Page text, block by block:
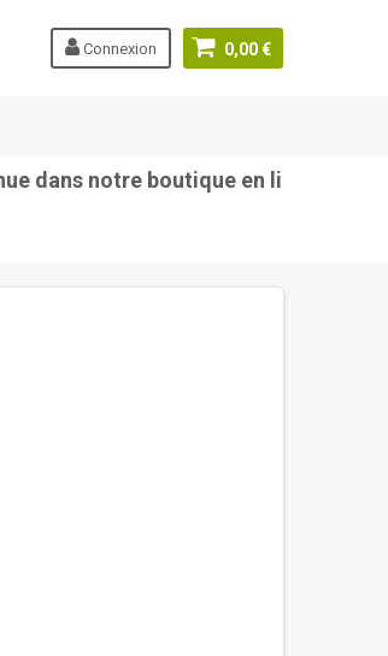
0,00 €
Connexion
dans notre boutique en ligne tetine-